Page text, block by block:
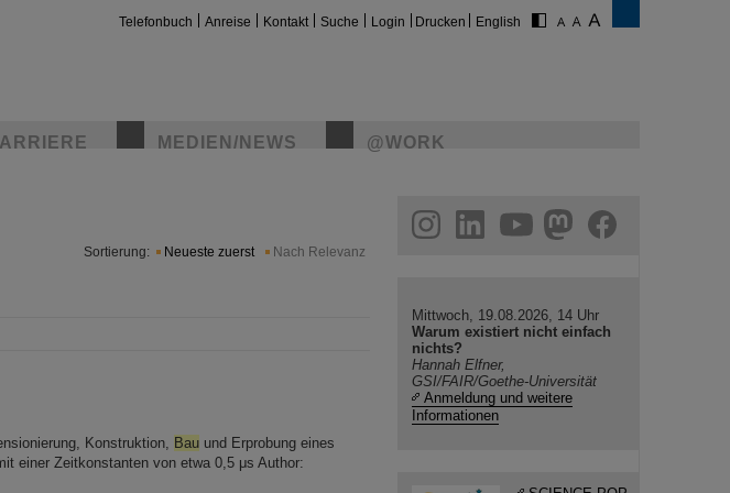
Telefonbuch Anreise Kontakt Suche Login Drucken English
MEDIEN/NEWS @WORK
Sortierung: Neueste zuerst Nach Relevanz
Konstruktion, Bau und Erprobung eines
einer Zeitkonstanten von etwa 0,5 μs Author:
helmholtz.social
facebook
Mittwoch, 19.08.2026, 14 Uhr
Warum existiert nicht einfach
nichts?
Hannah Elfner,
GSI/FAIR/Goethe-Universität
Anmeldung und weitere
Informationen